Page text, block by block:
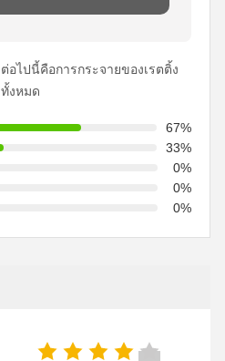
ต่อไปนี้คือการกระจายของเรตติ้ง
ทั้งหมด
67%
33%
0%
0%
0%